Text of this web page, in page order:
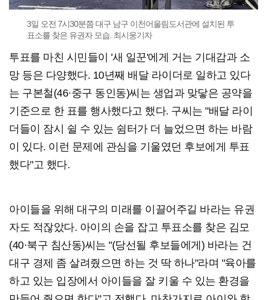
3일 오전 7시30분쯤 대구 남구 이천어울림도서관에 설치된 투
표소를 찾은 유권자 모습. 최시웅기자
투표를 마친 시민들이 '새 일꾼'에게 거는 기대감과 소
망 등은 다양했다. 10년째 배달 라이더로 일하고 있다
는 구본철(46·중구 동인동)씨는 생업과 맞닿은 공약을
기준으로 한 표를 행사했다고 했다. 구씨는 "배달 라이
더들이 잠시 쉴 수 있는 쉼터가 더 늘었으면 하는 바람
이 있다. 이런 문제에 관심을 기울였던 후보에게 투표
했다"고 했다.
아이들을 위해 대구의 미래를 이끌어주길 바라는 유권
자도 적잖았다. 아이의 손을 잡고 투표소를 찾은 김모
(40·북구 침산동)씨는 "(당선될 후보들에게) 바라는 건
대구 경제 좀 살려줬으면 하는 것 딱 하나"라며 "육아를
하고 있는 입장에서 아이들을 잘 키울 수 있는 환경을